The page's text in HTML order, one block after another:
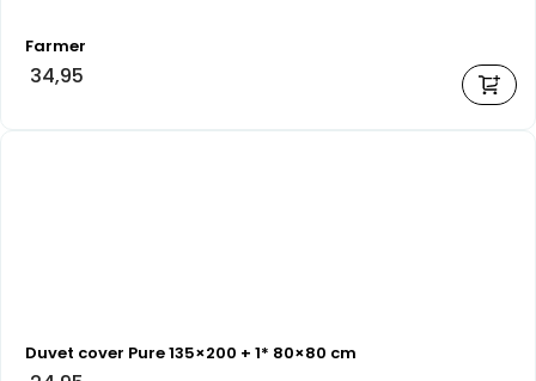
Farmer
34,95
Duvet cover Pure 135×200 + 1* 80×80 cm